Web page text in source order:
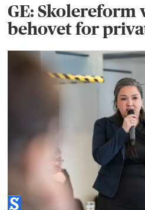
GE: Skolereform
behovet for